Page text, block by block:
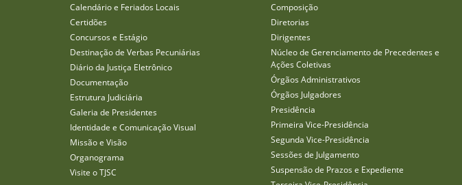
Calendário e Feriados Locais
Certidões
Concursos e Estágio
Destinação de Verbas Pecuniárias
Diário da Justiça Eletrônico
Documentação
Estrutura Judiciária
Galeria de Presidentes
Identidade e Comunicação Visual
Missão e Visão
Organograma
Visite o TJSC
Composição
Diretorias
Dirigentes
Núcleo de Gerenciamento de Precedentes e
Ações Coletivas
Órgãos Administrativos
Órgãos Julgadores
Presidência
Primeira Vice-Presidência
Segunda Vice-Presidência
Sessões de Julgamento
Suspensão de Prazos e Expediente